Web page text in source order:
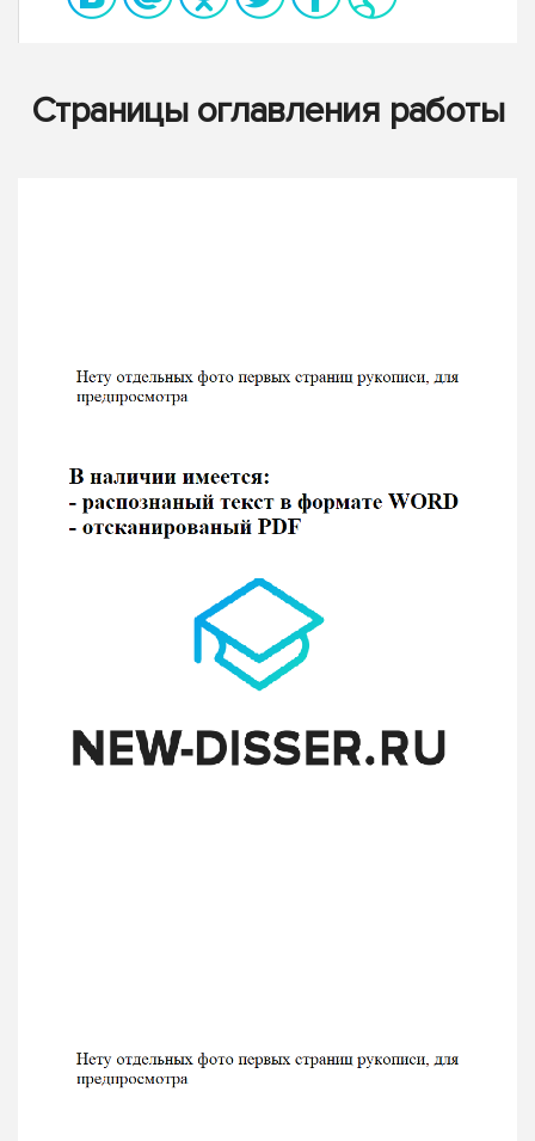
Страницы оглавления работы